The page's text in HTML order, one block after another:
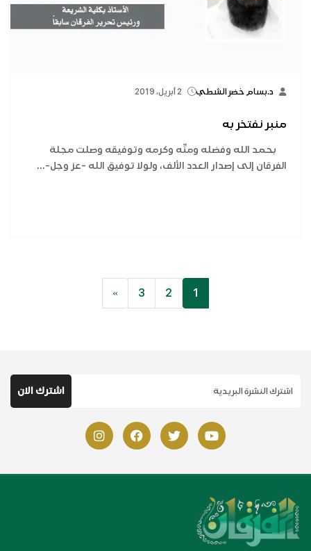
د.بسام خضر الشطي 2 أبريل، 2019
منبر نفتخر به
بحمد الله وفضله ومنِّه وكرمه وتوفيقه وصلت مجلة
الفرقان إلى إصدار العدد الألف، ولولا توفيق الله -عز وجل-...
1
2
3
»